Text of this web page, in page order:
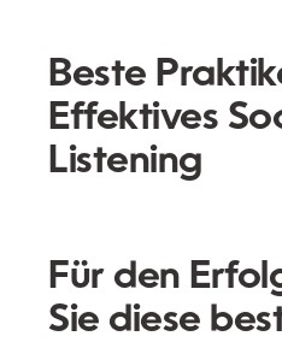
Beste
Effektives
Listening
Für den
Sie diese